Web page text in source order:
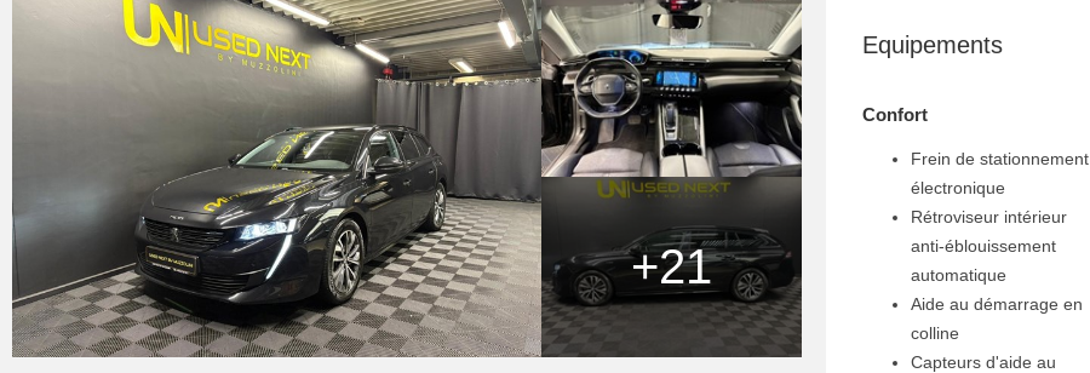
+21
Equipements
Confort
Frein de stationnement
électronique
Rétroviseur intérieur
anti-éblouissement
automatique
Aide au démarrage en
colline
Capteurs d'aide au